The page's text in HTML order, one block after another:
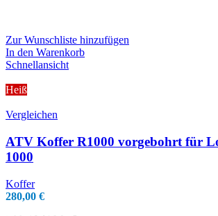
Zur Wunschliste hinzufügen
In den Warenkorb
Schnellansicht
Heiß
Vergleichen
ATV Koffer R1000 vorgebohrt für
1000
Koffer
280,00 €